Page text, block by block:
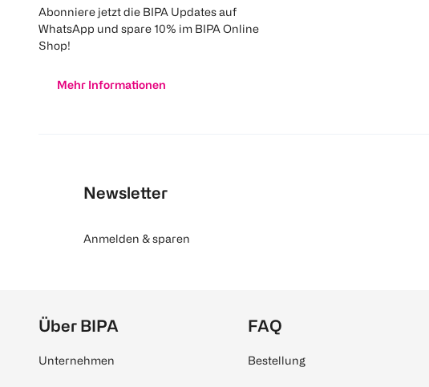
Abonniere jetzt die BIPA Updates auf
WhatsApp und spare 10% im BIPA Online
Shop!
Mehr Informationen
Newsletter
Anmelden & sparen
Über BIPA
Unternehmen
FAQ
Bestellung